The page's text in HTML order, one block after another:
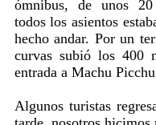
ómnibus, de unos
todos los asientos
hecho andar. Por un
curvas subió los 400
entrada a Machu
Algunos turistas